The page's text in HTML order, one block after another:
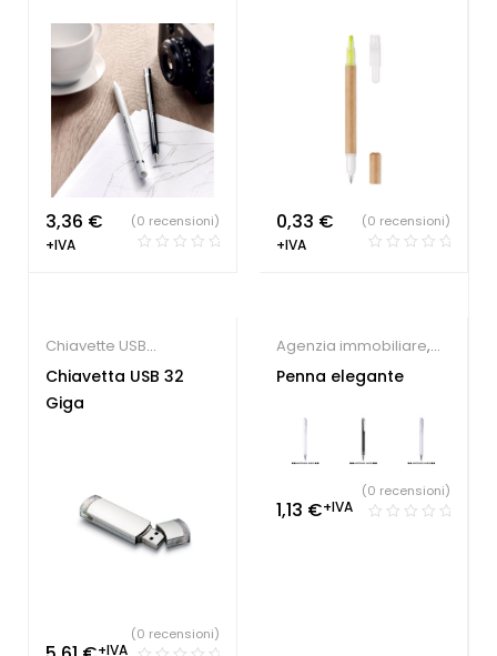
Studio dentistico
3,36 €
+IVA
(0 recensioni)
dentistico,Penne
0,33 €
+IVA
(0 recensioni)
Chiavette USB
economiche
Chiavetta USB 32
Giga
+IVA
(0 recensioni)
Agenzia immobiliare,
Farmacie,Hotel,
dentistico
Penne
Penna elegante
1,13 €+IVA
(0 recensioni)